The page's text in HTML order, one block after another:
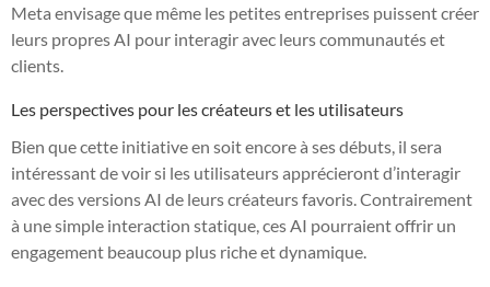
Meta envisage que même les petites entreprises puissent créer
leurs propres AI pour interagir avec leurs communautés et
clients.
Les perspectives pour les créateurs et les utilisateurs
Bien que cette initiative en soit encore à ses débuts, il sera
intéressant de voir si les utilisateurs apprécieront d’interagir
avec des versions AI de leurs créateurs favoris. Contrairement
à une simple interaction statique, ces AI pourraient offrir un
engagement beaucoup plus riche et dynamique.